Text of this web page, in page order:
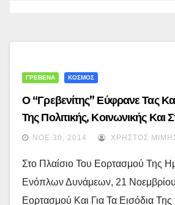
ΓΡΕΒΕΝΑ ΚΟΣΜΟΣ
Ο “Γρεβενίτης” Εύφρανε Τας
Της Πολιτικής, Κοινωνικής Και
Ηγεσίας Της Ποντγκόριτσα…
ΝΟΈ 30, 2014 ΧΡΉΣΤΟΣ
Στο Πλαίσιο Του Εορτασμού Της
Ενόπλων Δυνάμεων, 21
Εορτασμού Και Για Τα Εισόδια